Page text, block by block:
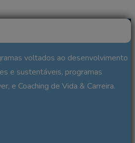
voltados ao desenvolvimento
e sustentáveis, programas
e Coaching de Vida & Carreira.